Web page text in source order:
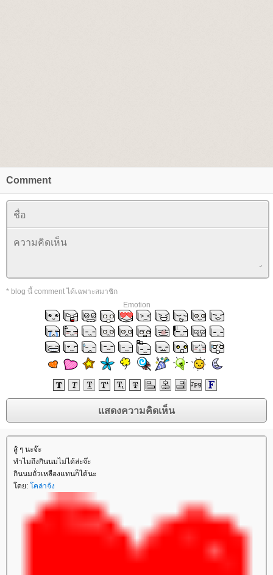
Comment
* blog นี้ comment ได้เฉพาะสมาชิก
Emotion
สู้ ๆ นะจ๊ะ
ทำไมถึงกินนมไม่ได้ล่ะจ๊ะ
กินนมถั่วเหลืองแทนก็ได้นะ
ดย: คล่าจัง